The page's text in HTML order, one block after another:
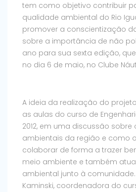
tem como objetivo contribuir
qualidade ambiental do Rio
promover a conscientização
sobre a importância de não
ano para sua sexta edição,
no dia 6 de maio, no Clube
A ideia da realização do
as aulas do curso de
2012, em uma discussão
ambientais da região e como
colaborar de forma a trazer
meio ambiente e também
ambiental junto à comunidade.
Kaminski, coordenadora do